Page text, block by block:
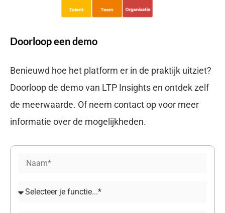
Doorloop een demo
Benieuwd hoe het platform er in de praktijk uitziet?
Doorloop de demo van LTP Insights en ontdek zelf
de meerwaarde. Of neem contact op voor meer
informatie over de mogelijkheden.